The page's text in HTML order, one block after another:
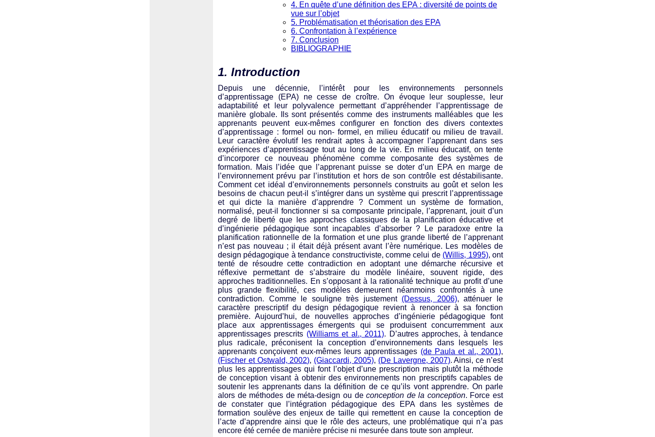
4. En quête d’une définition des EPA : diversité de points de
vue sur l’objet
5. Problématisation et théorisation des EPA
6. Confrontation à l’expérience
7. Conclusion
BIBLIOGRAPHIE
1. Introduction
Depuis une décennie, l’intérêt pour les environnements personnels
d’apprentissage (EPA) ne cesse de croître. On évoque leur souplesse, leur
adaptabilité et leur polyvalence permettant d’appréhender l’apprentissage de
manière globale. Ils sont présentés comme des instruments malléables que les
apprenants peuvent eux-mêmes configurer en fonction des divers contextes
d’apprentissage : formel ou non- formel, en milieu éducatif ou milieu de travail.
Leur caractère évolutif les rendrait aptes à accompagner l’apprenant dans ses
expériences d’apprentissage tout au long de la vie. En milieu éducatif, on tente
d’incorporer ce nouveau phénomène comme composante des systèmes de
formation. Mais l’idée que l’apprenant puisse se doter d’un EPA en marge de
l’environnement prévu par l’institution et hors de son contrôle est déstabilisante.
Comment cet idéal d’environnements personnels construits au goût et selon les
besoins de chacun peut-il s’intégrer dans un système qui prescrit l’apprentissage
et qui dicte la manière d’apprendre ? Comment un système de formation,
normalisé, peut-il fonctionner si sa composante principale, l’apprenant, jouit d’un
degré de liberté que les approches classiques de la planification éducative et
d’ingénierie pédagogique sont incapables d’absorber ? Le paradoxe entre la
planification rationnelle de la formation et une plus grande liberté de l’apprenant
n’est pas nouveau ; il était déjà présent avant l’ère numérique. Les modèles de
design pédagogique à tendance constructiviste, comme celui de (Willis, 1995), ont
tenté de résoudre cette contradiction en adoptant une démarche récursive et
réflexive permettant de s’abstraire du modèle linéaire, souvent rigide, des
approches traditionnelles. En s’opposant à la rationalité technique au profit d’une
plus grande flexibilité, ces modèles demeurent néanmoins confrontés à une
contradiction. Comme le souligne très justement (Dessus, 2006), atténuer le
caractère prescriptif du design pédagogique revient à renoncer à sa fonction
première. Aujourd’hui, de nouvelles approches d’ingénierie pédagogique font
place aux apprentissages émergents qui se produisent concurremment aux
apprentissages prescrits (Williams et al., 2011). D’autres approches, à tendance
plus radicale, préconisent la conception d’environnements dans lesquels les
apprenants conçoivent eux-mêmes leurs apprentissages (de Paula et al., 2001),
(Fischer et Ostwald, 2002), (Giaccardi, 2005), (De Lavergne, 2007). Ainsi, ce n’est
plus les apprentissages qui font l’objet d’une prescription mais plutôt la méthode
de conception visant à obtenir des environnements non prescriptifs capables de
soutenir les apprenants dans la définition de ce qu’ils vont apprendre. On parle
alors de méthodes de méta-design ou deconception de la conception. Force est
de constater que l’intégration pédagogique des EPA dans les systèmes de
formation soulève des enjeux de taille qui remettent en cause la conception de
l’acte d’apprendre ainsi que le rôle des acteurs, une problématique qui n’a pas
encore été cernée de manière précise ni mesurée dans toute son ampleur.